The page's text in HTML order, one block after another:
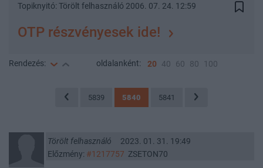
Topiknyitó: Törölt felhasználó 2006. 07. 24. 12:59
OTP részvényesek ide!
Rendezés: oldalanként: 20 40 60 80 100
5839 5840 5841
Törölt felhasználó
2023. 01. 31. 19:49
Előzmény: #1217757 ZSETON70